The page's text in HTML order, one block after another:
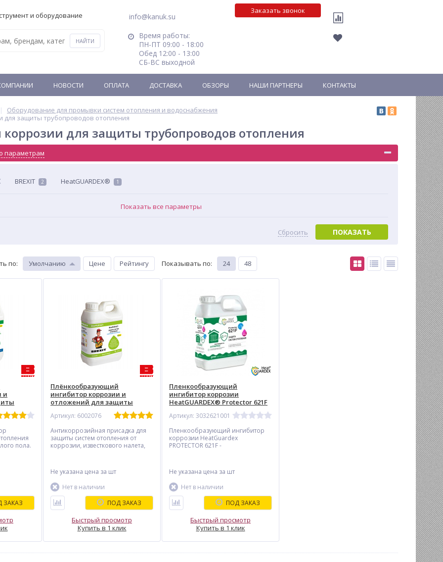
и оборудование
info@kanuk.su
Время работы:
ПН-ПТ 09:00 - 18:00
Обед 12:00 - 13:00
СБ-ВС выходной
Заказать звонок
НОВОСТИ ОПЛАТА ДОСТАВКА ОБЗОРЫ НАШИ ПАРТНЕРЫ КОНТАКТЫ
Оборудование для промывки систем отопления и водоснабжения
для защиты трубопроводов отопления
для защиты трубопроводов отопления
параметрам
BREXIT 2 HeatGUARDEX® 1
Показать все параметры
ПОКАЗАТЬ
Сбросить
по: Умолчанию Цене Рейтингу Показывать по: 24 48
и
пола.
снижает
системы
ЗАКАЗ
Плёнкообразующий
ингибитор коррозии и
отложений для защиты
систем отопления на
антифризе BREXIT BrexFILM
Артикул: 6002076
Антикоррозийная присадка для
защиты систем отопления от
коррозии, известкового налета,
создает защитный слой между
металлическими поверхностями и
теплоносителем, улучшая
эффективность работы и
продлевая срок службы системы
на 10-15 лет.
Не указана цена за шт
Нет в наличии
ПОД ЗАКАЗ
Быстрый просмотр
Купить в 1 клик
Пленкообразующий
ингибитор коррозии
HeatGUARDEX® Protector 621F
Артикул: 3032621001
Пленкообразующий ингибитор
коррозии HeatGuardex
PROTECTOR 621F -
коррозии, известкового налета,
шлама и ржавчины. Создает
защитный пленочный слой в
инженерных системах с контуром
теплого пола, продлевая срок
службы на 10-15 лет и
обеспечивая эффективную
работу.
Не указана цена за шт
Нет в наличии
ПОД ЗАКАЗ
Быстрый просмотр
Купить в 1 клик